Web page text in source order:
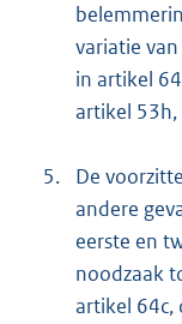
variatie
in artikel
artikel 53h,
5.
De
andere
eerste en
noodzaak
artikel 64c,